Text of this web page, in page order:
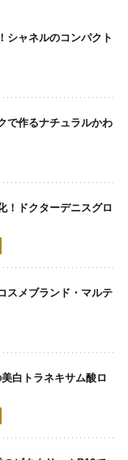
シャネルのコンパクト
で作るナチュラルかわ
！ドクターデニスグロ
スメブランド・マルテ
白トラネキサム酸ロ